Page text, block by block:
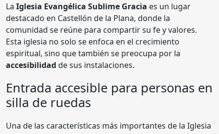
La Iglesia Evangélica Sublime Gracia es un lugar
destacado en Castellón de la Plana, donde la
comunidad se reúne para compartir su fe y valores.
Esta iglesia no solo se enfoca en el crecimiento
espiritual, sino que también se preocupa por la
accesibilidad de sus instalaciones.
Entrada accesible para personas en
silla de ruedas
Una de las características más importantes de la Iglesia